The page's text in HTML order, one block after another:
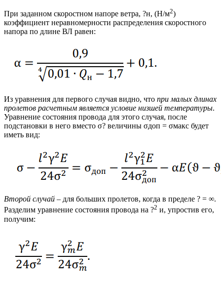
При заданном скоростном напоре ветра, ?н, (Н/м2)
коэффициент неравномерности распределения скоростного
напора по длине ВЛ равен:
Из уравнения для первого случая видно, что при малых длинах
пролетов расчетным является условие низшей температуры.
Уравнение состояния провода для этого случая, после
подстановки в него вместо σ? величины σдоп = σмакс будет
иметь вид:
Второй случай – для больших пролетов, когда в пределе ? = ∞.
Разделим уравнение состояния провода на ?2 и, упростив его,
получим: